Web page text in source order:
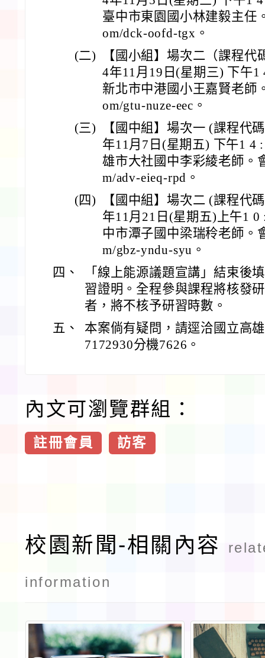
臺中市東園國小林建毅主任
om/dck-oofd-tgx。
(二)
【國小組】場次二（課程
4年11月19日(星期三) 下午
新北市中港國小王嘉賢老師
om/gtu-nuze-eec。
(三)
【國中組】場次一 (課程代
年11月7日(星期五) 下午1 4
雄市大社國中李彩綾老師。
m/adv-eieq-rpd。
(四)
【國中組】場次二 (課程代
年11月21日(星期五)上午1
中市潭子國中梁瑞秢老師。
m/gbz-yndu-syu。
四、
「線上能源議題宣講」結束後
習證明。全程參與課程將核發
者，將不核予研習時數。
五、
本案倘有疑問，請逕洽國立高
7172930分機7626。
內文可瀏覽群組：
註冊會員 訪客
校園新聞-相關內容
information